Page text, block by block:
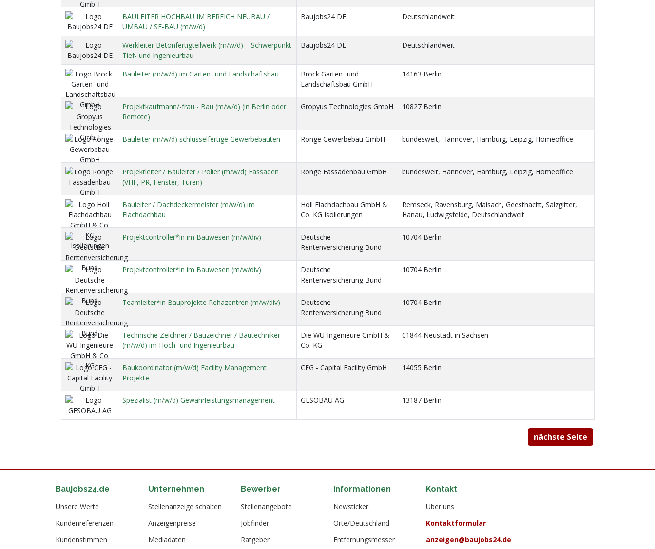
BAULEITER HOCHBAU IM BEREICH NEUBAU /
UMBAU / SF-BAU (m/w/d)
Baujobs24 DE Deutschlandweit
Werkleiter Betonfertigteilwerk (m/w/d) – Schwerpunkt
Tief- und Ingenieurbau
Baujobs24 DE Deutschlandweit
Bauleiter (m/w/d) im Garten- und Landschaftsbau
Brock Garten- und
Landschaftsbau GmbH
14163 Berlin
Projektkaufmann/-frau - Bau (m/w/d) (in Berlin oder
Remote)
Gropyus Technologies GmbH 10827 Berlin
Bauleiter (m/w/d) schlüsselfertige Gewerbebauten Ronge Gewerbebau GmbH bundesweit, Hannover, Hamburg, Leipzig, Homeoffice
Projektleiter / Bauleiter / Polier (m/w/d) Fassaden
(VHF, PR, Fenster, Türen)
Ronge Fassadenbau GmbH bundesweit, Hannover, Hamburg, Leipzig, Homeoffice
Bauleiter / Dachdeckermeister (m/w/d) im
Flachdachbau
Holl Flachdachbau GmbH &
Co. KG Isolierungen
Remseck, Ravensburg, Maisach, Geesthacht, Salzgitter,
Hanau, Ludwigsfelde, Deutschlandweit
Projektcontroller*in im Bauwesen (m/w/div)
Deutsche
Rentenversicherung Bund
10704 Berlin
Projektcontroller*in im Bauwesen (m/w/div)
Deutsche
Rentenversicherung Bund
10704 Berlin
Teamleiter*in Bauprojekte Rehazentren (m/w/div)
Deutsche
Rentenversicherung Bund
10704 Berlin
Technische Zeichner / Bauzeichner / Bautechniker
(m/w/d) im Hoch- und Ingenieurbau
Die WU-Ingenieure GmbH &
Co. KG
01844 Neustadt in Sachsen
Baukoordinator (m/w/d) Facility Management
Projekte
CFG - Capital Facility GmbH 14055 Berlin
Spezialist (m/w/d) Gewährleistungsmanagement GESOBAU AG 13187 Berlin
nächste Seite
Baujobs24.de
Unsere Werte
Kundenreferenzen
Kundenstimmen
Unternehmen
Stellenanzeige schalten
Anzeigenpreise
Mediadaten
Bewerber
Stellenangebote
Jobfinder
Ratgeber
Informationen
Newsticker
Orte/Deutschland
Entfernungsmesser
Kontakt
Über uns
Kontaktformular
anzeigen@baujobs24.de